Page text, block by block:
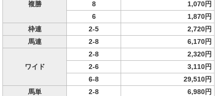
複勝
8
1,070円
6
1,870円
枠連
2-5
2,720円
馬連
2-8 6,170円
ワイド
2-8
2,320円
2-6
3,110円
6-8
29,510円
馬単
2-8
6,980円